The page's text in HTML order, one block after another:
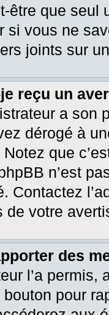
être que seul
si vous ne
joints sur
reçu un
a son
dérogé à
que
n’est
Contactez
de votre
des
l’a
pour